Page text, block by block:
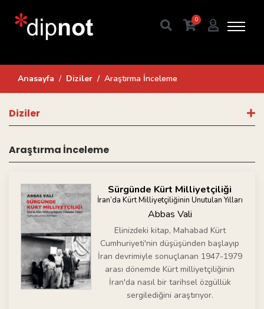
0
Anasayfa Diziler Araştırma İnceleme
Diziler
Araştırma İnceleme
Sürgünde Kürt Milliyetçiliği
İran’da Kürt Milliyetçiliğinin Unutulan Yılları
Abbas Vali
Elinizdeki kitap, Mahabad Kürt
Cumhuriyeti'nin düşüşünden başlayıp
İran devrimiyle sonuçlanan 1947-1979
arası dönemde Kürt milliyetçiliğinin
İran'da nasıl bir tarihsel özgüllük
sergilediğini araştırıyor.